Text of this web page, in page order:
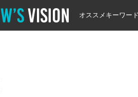
オススメキーワード